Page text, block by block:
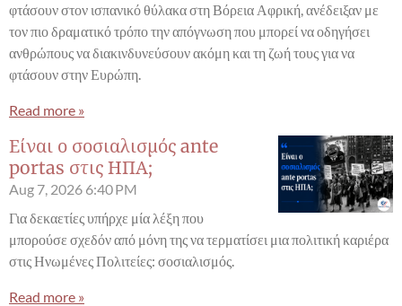
φτάσουν στον ισπανικό θύλακα στη Βόρεια Αφρική, ανέδειξαν με
τον πιο δραματικό τρόπο την απόγνωση που μπορεί να οδηγήσει
ανθρώπους να διακινδυνεύσουν ακόμη και τη ζωή τους για να
φτάσουν στην Ευρώπη.
Read more »
Είναι ο σοσιαλισμός ante
portas στις ΗΠΑ;
Aug 7, 2026 6:40 PM
Για δεκαετίες υπήρχε μία λέξη που
μπορούσε σχεδόν από μόνη της να τερματίσει μια πολιτική καριέρα
στις Ηνωμένες Πολιτείες: σοσιαλισμός.
Read more »